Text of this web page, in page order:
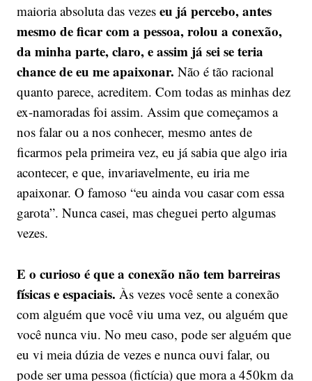
maioria absoluta das vezes eu já percebo, antes
mesmo de ficar com a pessoa, rolou a conexão,
da minha parte, claro, e assim já sei se teria
chance de eu me apaixonar. Não é tão racional
quanto parece, acreditem. Com todas as minhas dez
ex-namoradas foi assim. Assim que começamos a
nos falar ou a nos conhecer, mesmo antes de
ficarmos pela primeira vez, eu já sabia que algo iria
acontecer, e que, invariavelmente, eu iria me
apaixonar. O famoso “eu ainda vou casar com essa
garota”. Nunca casei, mas cheguei perto algumas
vezes.
E o curioso é que a conexão não tem barreiras
físicas e espaciais. Às vezes você sente a conexão
com alguém que você viu uma vez, ou alguém que
você nunca viu. No meu caso, pode ser alguém que
eu vi meia dúzia de vezes e nunca ouvi falar, ou
pode ser uma pessoa (fictícia) que mora a 450km da